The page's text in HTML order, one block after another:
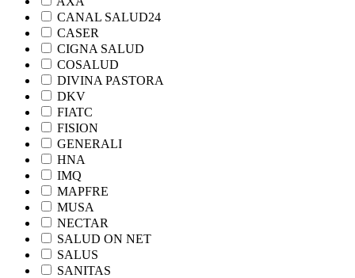
CANAL SALUD24
CASER
CIGNA SALUD
COSALUD
DIVINA PASTORA
DKV
FIATC
FISION
GENERALI
HNA
IMQ
MAPFRE
MUSA
NECTAR
SALUD ON NET
SALUS
SANITAS